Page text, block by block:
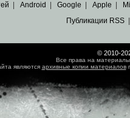
Android Google Apple
Публикации RSS|
© 2010-
Все права на
являются архивные копии материалов